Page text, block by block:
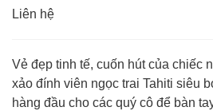
Liên hệ
Vẻ đẹp tinh tế, cuốn hút của chiếc
xảo đính viên ngọc trai Tahiti siêu
hàng đầu cho các quý cô để bàn